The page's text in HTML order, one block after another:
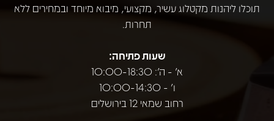
תוכלו ליהנות מקטלוג עשיר, מקצועי, מיבוא מיוחד ובמחירים ללא
תחרות.
שעות פתיחה:
א' - ה': 10:00-18:30
ו' - 10:00-14:30
רחוב שמאי 12 בירושלים